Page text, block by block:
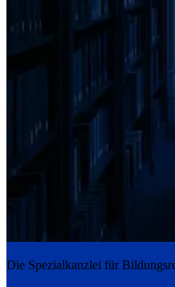
Die Spezialkanzlei für